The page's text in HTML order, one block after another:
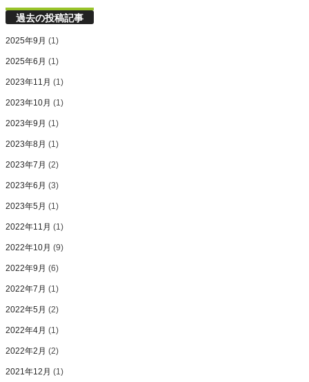
過去の投稿記事
2025年9月 (1)
2025年6月 (1)
2023年11月 (1)
2023年10月 (1)
2023年9月 (1)
2023年8月 (1)
2023年7月 (2)
2023年6月 (3)
2023年5月 (1)
2022年11月 (1)
2022年10月 (9)
2022年9月 (6)
2022年7月 (1)
2022年5月 (2)
2022年4月 (1)
2022年2月 (2)
2021年12月 (1)